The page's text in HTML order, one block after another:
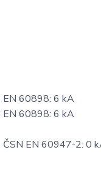
EN 60898: 6 kA
EN 60898: 6 kA
ČSN EN 60947-2: 0